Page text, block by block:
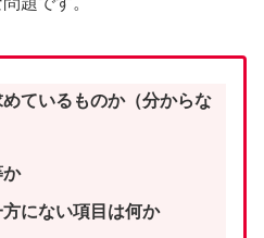
ているものか（分からな
か
にない項目は何か